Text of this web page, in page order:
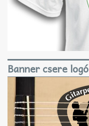
Banner csere logó